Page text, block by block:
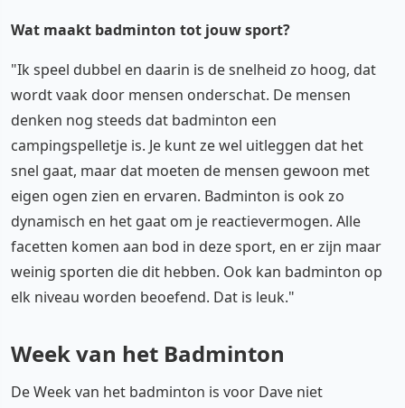
Wat maakt badminton tot jouw sport?
"Ik speel dubbel en daarin is de snelheid zo hoog, dat
wordt vaak door mensen onderschat. De mensen
denken nog steeds dat badminton een
campingspelletje is. Je kunt ze wel uitleggen dat het
snel gaat, maar dat moeten de mensen gewoon met
eigen ogen zien en ervaren. Badminton is ook zo
dynamisch en het gaat om je reactievermogen. Alle
facetten komen aan bod in deze sport, en er zijn maar
weinig sporten die dit hebben. Ook kan badminton op
elk niveau worden beoefend. Dat is leuk."
Week van het Badminton
De Week van het badminton is voor Dave niet